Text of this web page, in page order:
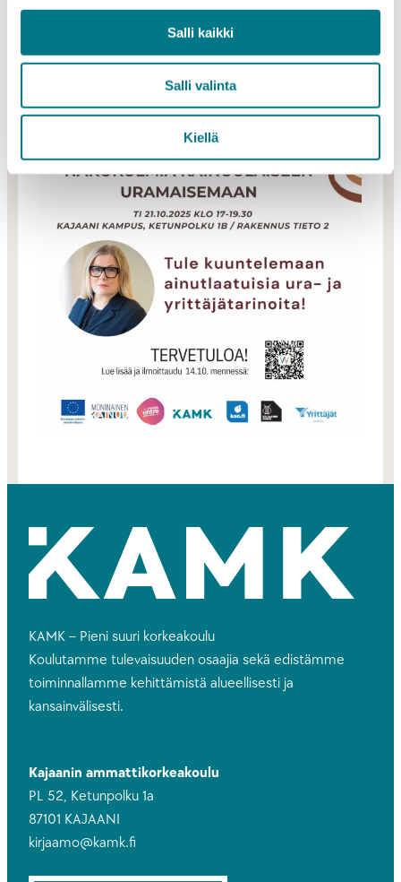
Salli kaikki
Salli valinta
Kiellä
Lisätietoja MATCH MADE -mentorointiohjelmasta:
Match Made Mentoring -mentorointiohjelma –
KAMK – Pieni suuri korkeakoulu
Koulutamme tulevaisuuden osaajia sekä edistämme
toiminnallamme kehittämistä alueellisesti ja
kansainvälisesti.
Kajaanin ammattikorkeakoulu
PL 52, Ketunpolku 1a
87101 KAJAANI
kirjaamo@kamk.fi